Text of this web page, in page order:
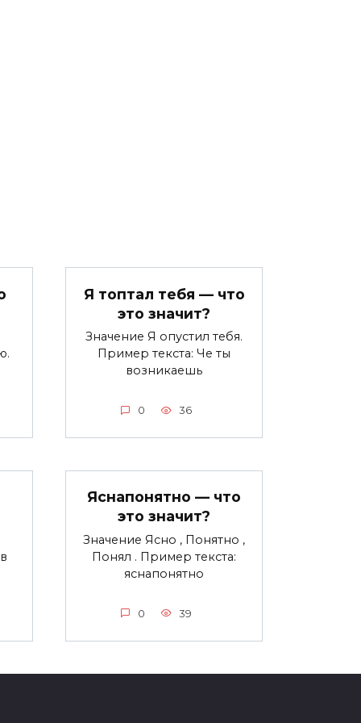
Я топтал тебя — что
это значит?
Значение Я опустил тебя.
Пример текста: Че ты
возникаешь
0 36
Яснапонятно — что
это значит?
Значение Ясно , Понятно ,
Понял . Пример текста:
яснапонятно
0 39